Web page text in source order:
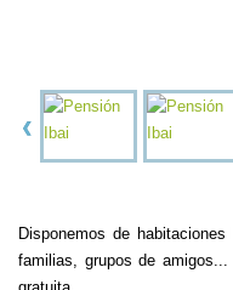
Disponemos de
familias, grupos de